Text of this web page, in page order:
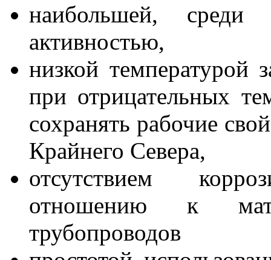
наибольшей, среди
активностью,
низкой температурой
при отрицательных
сохранять рабочие
Крайнего Севера,
отсутствием
отношению к
трубопроводов